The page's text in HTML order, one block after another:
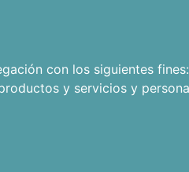
con los siguientes fines:
y servicios y